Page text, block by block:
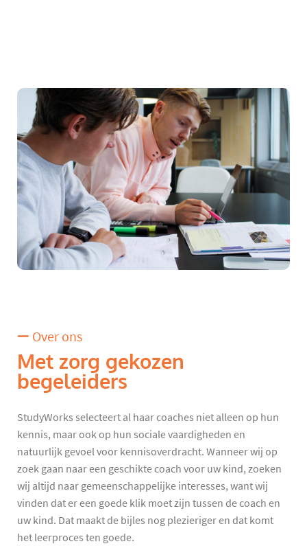
Over ons
Met zorg gekozen
begeleiders
StudyWorks selecteert al haar coaches niet alleen op hun
kennis, maar ook op hun sociale vaardigheden en
natuurlijk gevoel voor kennisoverdracht. Wanneer wij op
zoek gaan naar een geschikte coach voor uw kind, zoeken
wij altijd naar gemeenschappelijke interesses, want wij
vinden dat er een goede klik moet zijn tussen de coach en
uw kind. Dat maakt de bijles nog plezieriger en dat komt
het leerproces ten goede.